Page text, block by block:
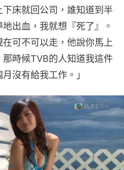
床就回公司，誰知道到半
出血，我就想『死了』。
可不可以走，他說你馬上
時候TVB的人知道我這件
沒有給我工作。」